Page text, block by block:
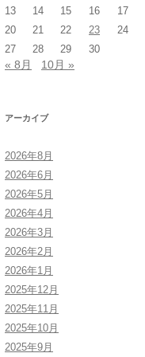
13
14 15 16 17
20
21 22 23 24
27
28 29 30
« 8月 10月 »
アーカイブ
2026年8月
2026年6月
2026年5月
2026年4月
2026年3月
2026年2月
2026年1月
2025年12月
2025年11月
2025年10月
2025年9月